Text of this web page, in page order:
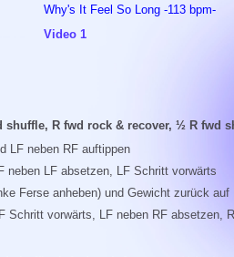
Why's It Feel So Long -113 bpm-
Video 1
shuffle, R fwd rock & recover, ½ R fwd
LF neben RF auftippen
neben LF absetzen, LF Schritt vorwärts
Ferse anheben) und Gewicht zurück auf
Schritt vorwärts, LF neben RF absetzen,